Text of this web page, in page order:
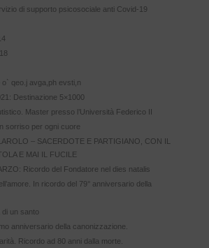
di supporto psicosociale anti Covid-19
qeo.j avga,ph evsti,n
Destinazione 5×1000
Master presso l’Università Federico II
sorriso per ogni cuore
– SACERDOTE E PARTIGIANO, CON IL
E MAI IL FUCILE
Ricordo del Fondatore nel dies natalis
In ricordo del 79° anniversario della
un santo
anniversario della canonizzazione.
Ricordo ad 80 anni dalla morte.